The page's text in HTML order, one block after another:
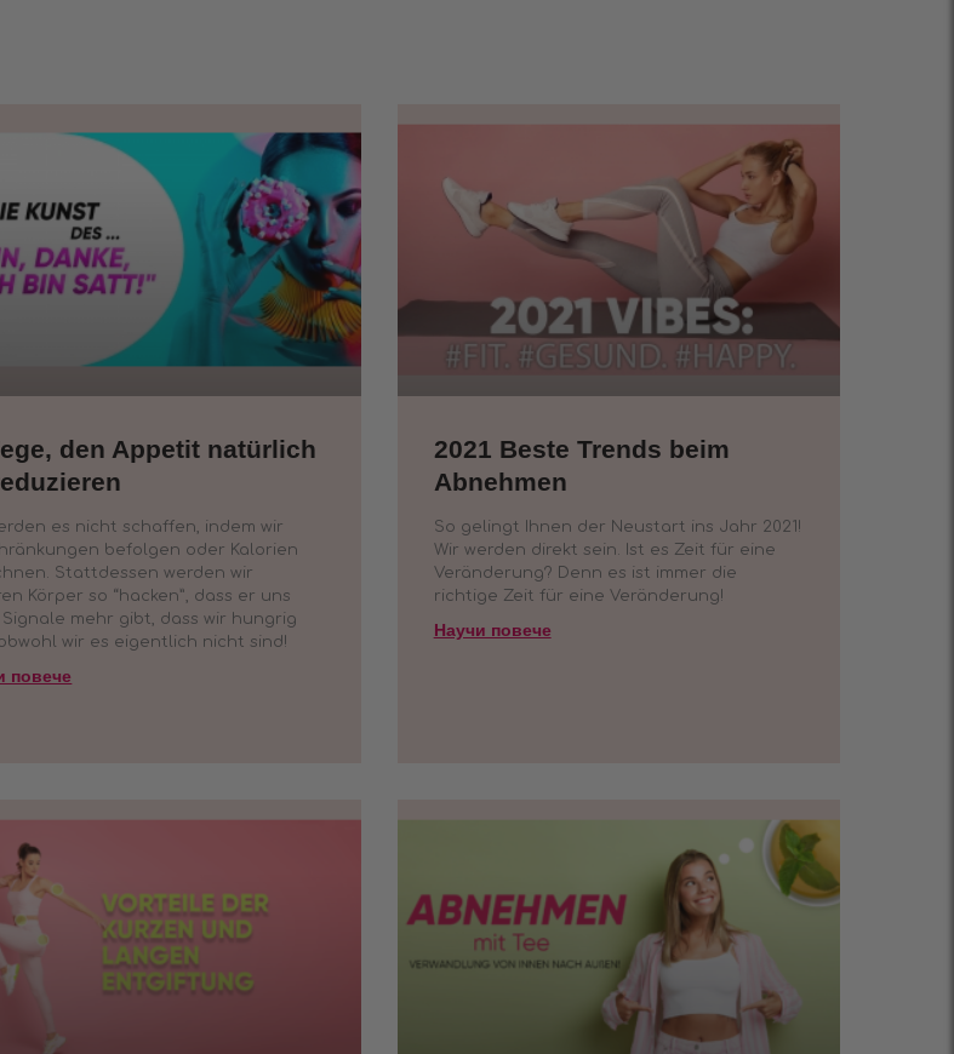
den Appetit natürlich
es nicht schaffen, indem wir
befolgen oder Kalorien
Stattdessen werden wir
Körper so “hacken”, dass er uns
Signale mehr gibt, dass wir hungrig
wir es eigentlich nicht sind!
повече
2021 Beste Trends beim
Abnehmen
So gelingt Ihnen der Neustart ins Jahr 2021!
Wir werden direkt sein. Ist es Zeit für eine
Veränderung? Denn es ist immer die
richtige Zeit für eine Veränderung!
Научи повече